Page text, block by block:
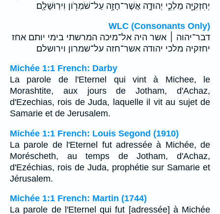
יְחִזְקִיָּ֖ה מַלְכֵ֣י יְהוּדָ֑ה אֲשֶׁר־חָזָ֥ה עַל־שֹׁמְרֹ֖ון וִירֽוּשָׁלִָֽם׃
WLC (Consonants Only)
דבר־יהוה ׀ אשר היה אל־מיכה המרשתי בימי יותם אחז
יחזקיה מלכי יהודה אשר־חזה על־שמרון וירושלם׃
Michée 1:1 French: Darby
La parole de l'Eternel qui vint à Michee, le
Morashtite, aux jours de Jotham, d'Achaz,
d'Ezechias, rois de Juda, laquelle il vit au sujet de
Samarie et de Jerusalem.
Michée 1:1 French: Louis Segond (1910)
La parole de l'Eternel fut adressée à Michée, de
Moréscheth, au temps de Jotham, d'Achaz,
d'Ezéchias, rois de Juda, prophétie sur Samarie et
Jérusalem.
Michée 1:1 French: Martin (1744)
La parole de l'Eternel qui fut [adressée] à Michée